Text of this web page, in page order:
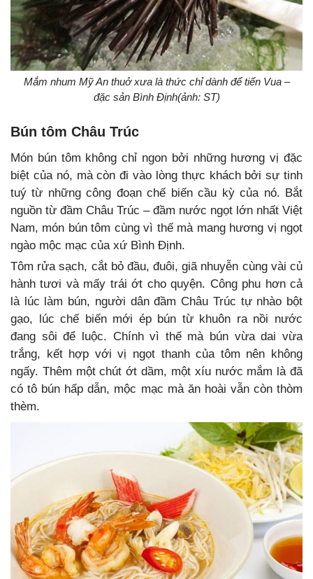
Mắm nhum Mỹ An thuở xưa là thức chỉ dành để tiến Vua –
đặc sản Bình Định(ảnh: ST)
Bún tôm Châu Trúc
Món bún tôm không chỉ ngon bởi những hương vị đặc
biệt của nó, mà còn đi vào lòng thực khách bởi sự tinh
tuý từ những công đoạn chế biến cầu kỳ của nó. Bắt
nguồn từ đầm Châu Trúc – đầm nước ngọt lớn nhất Việt
Nam, món bún tôm cùng vì thế mà mang hương vị ngọt
ngào mộc mạc của xứ Bình Định.
Tôm rửa sạch, cắt bỏ đầu, đuôi, giã nhuyễn cùng vài củ
hành tươi và mấy trái ớt cho quyện. Công phu hơn cả
là lúc làm bún, người dân đầm Châu Trúc tự nhào bột
gạo, lúc chế biến mới ép bún từ khuôn ra nồi nước
đang sôi để luộc. Chính vì thế mà bún vừa dai vừa
trắng, kết hợp với vị ngọt thanh của tôm nên không
ngấy. Thêm một chút ớt dầm, một xíu nước mắm là đã
có tô bún hấp dẫn, mộc mạc mà ăn hoài vẫn còn thòm
thèm.